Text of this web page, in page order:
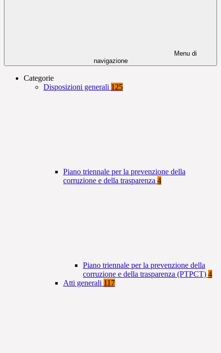
Menu di
navigazione
Categorie
Disposizioni generali 125
Piano triennale per la prevenzione della
corruzione e della trasparenza 4
Piano triennale per la prevenzione della
corruzione e della trasparenza (PTPCT) 4
Atti generali 117